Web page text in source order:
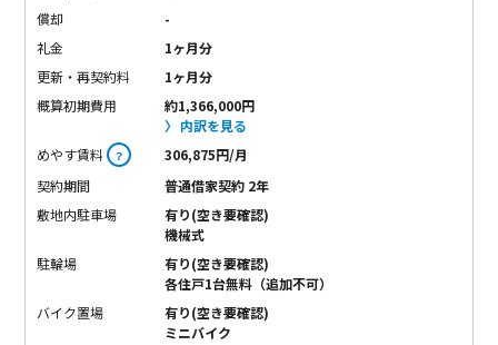
償却
-
礼金
1ヶ月分
更新・再契約料
1ヶ月分
概算初期費用
約1,366,000円
内訳を見る
めやす賃料 ？
306,875円/月
契約期間
普通借家契約 2年
敷地内駐車場
有り(空き要確認)
機械式
駐輪場
有り(空き要確認)
各住戸1台無料（追加不可）
バイク置場
有り(空き要確認)
ミニバイク